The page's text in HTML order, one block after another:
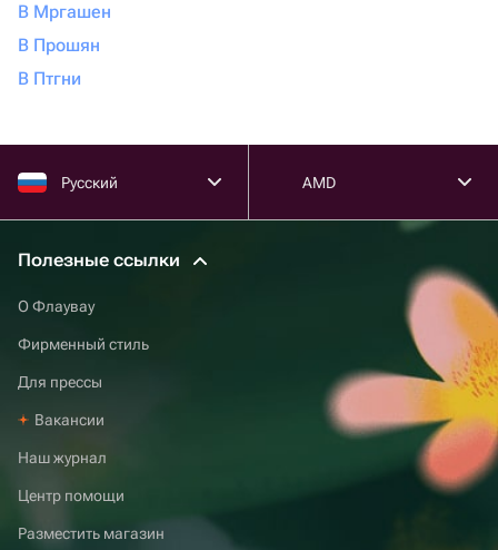
В Мргашен
В Прошян
В Птгни
Русский AMD
Полезные ссылки
О Флаувау
Фирменный стиль
Для прессы
Вакансии
Наш журнал
Центр помощи
Разместить магазин